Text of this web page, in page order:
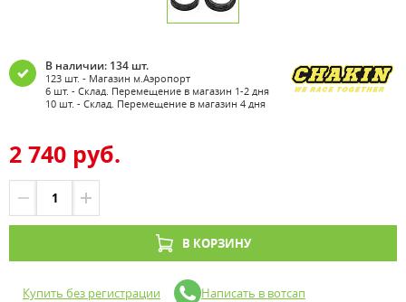
В наличии: 134 шт.
123 шт. - Магазин м.Аэропорт
6 шт. - Склад. Перемещение в магазин 1-2 дня
10 шт. - Склад. Перемещение в магазин 4 дня
2 740 руб.
В КОРЗИНУ
Купить без регистрации Написать в вотсап